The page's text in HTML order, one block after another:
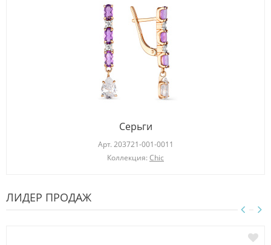
Серьги
Арт. 203721-001-0011
Коллекция: Chic
ЛИДЕР ПРОДАЖ